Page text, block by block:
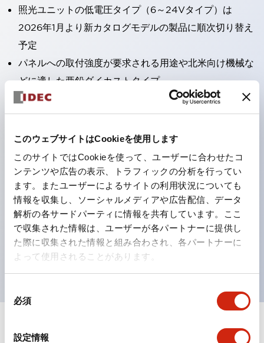
このウェブサイトはCookieを使用します
このサイトではCookieを使って、ユーザーに合わせたコ
ンテンツや広告の表示、トラフィックの分析を行ってい
ます。またユーザーによるサイトの利用状況についても
情報を収集し、ソーシャルメディアや広告配信、データ
解析の各サードパーティに情報を共有しています。ここ
で収集された情報は、ユーザーが各パートナーに提供し
た際に収集された情報と組み合わされ、各パートナーに
よって使用されることがあります。
必須
設定情報
照光ユニットの低電圧タイプ（6～24Vタイプ）は
2026年1月より新カタログモデルの製品に順次切り替え
予定
パネルへの取付強度が要求される用途や北米向け機械な
どに適した亜鉛ダイカストタイプ
フィンガープロテクション構造、ねじアップ端子構造、
保護構造IP20に対応したHW-U形コンタクトブロック
を搭載。
高電圧タイプのLED球が搭載可能になり、ダイレクト
タイプの定格使用電圧が最大240Vまで対応可能になり
ました。
ひとつで6色の役をこなすLED球（LSRD球）。これま
で色ごとに分かれていたLED球を、1色のLED球で各色
を表現できるようにしました。
UL、CSA、TÜV、CCC認証品。
仕様 すべて展開+